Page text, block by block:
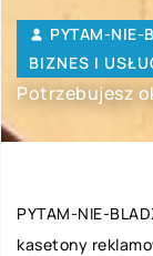
PYTAM-NIE-
BIZNES I
Potrzebujesz
PYTAM-NIE-
kasetony